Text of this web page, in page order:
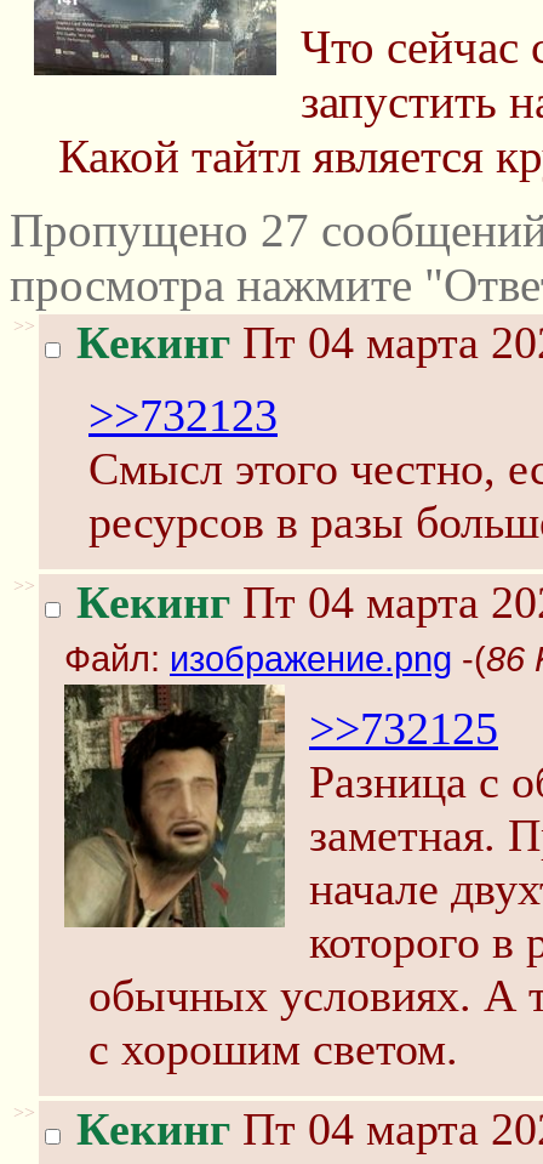
Что сейчас
запустить
Какой тайтл является
Пропущено 27
просмотра нажмите
>> Кекинг Пт 04 марта
>>732123
Смысл этого честно,
ресурсов в разы
>> Кекинг Пт 04 марта
Файл: изображение.png -(86
>>732125
Разница с
заметная.
начале
которого в
обычных условиях. А
с хорошим светом.
>> Кекинг Пт 04 марта